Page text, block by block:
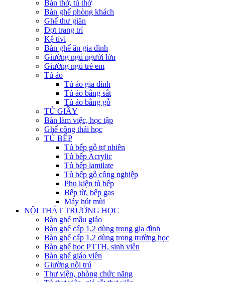
Bàn thờ, tủ thờ
Bàn ghế phòng khách
Ghế thư giãn
Đợt trang trí
Kệ tivi
Bàn ghế ăn gia đình
Giường ngủ người lớn
Giường ngủ trẻ em
Tủ áo
Tủ áo gia đình
Tủ áo bằng sắt
Tủ áo bằng gỗ
TỦ GIẦY
Bàn làm việc, học tập
Ghế công thái học
TỦ BẾP
Tủ bếp gỗ tự nhiên
Tủ bếp Acrylic
Tủ bếp lamilate
Tủ bếp gỗ công nghiệp
Phụ kiện tủ bếp
Bếp từ, bếp gas
Máy hút mùi
NỘI THẤT TRƯỜNG HỌC
Bàn ghế mẫu giáo
Bàn ghế cấp 1,2 dùng trong gia đình
Bàn ghế cấp 1,2 dùng trong trường học
Bàn ghế học PTTH, sinh viên
Bàn ghế giáo viên
Giường nội trú
Thư viện, phòng chức năng